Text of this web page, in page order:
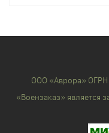
ООО «Аврора» ОГРН
«Воензаказ» является